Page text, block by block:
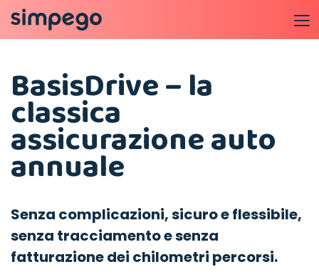
BasisDrive – la
classica
assicurazione auto
annuale
Senza complicazioni, sicuro e flessibile,
senza tracciamento e senza
fatturazione dei chilometri percorsi.